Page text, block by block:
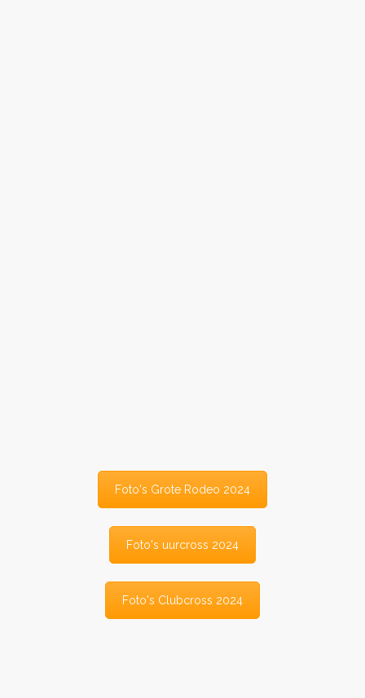
Foto's Grote Rodeo 2024
Foto's uurcross 2024
Foto's Clubcross 2024